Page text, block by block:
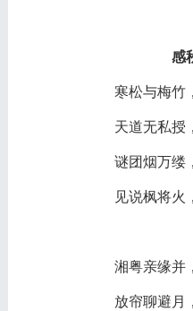
感
寒松与梅竹
天道无私授
谜团烟万缕
见说枫将火
湘粤亲缘并
放帘聊避月